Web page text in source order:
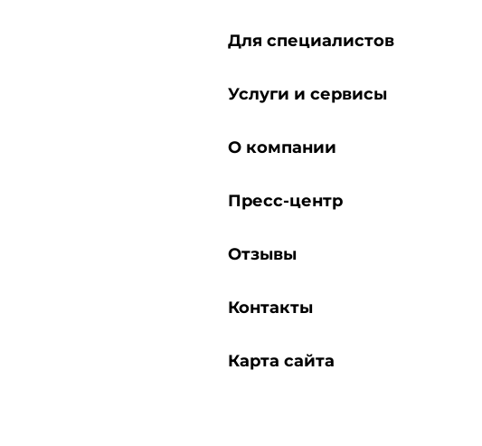
Для специалистов
Услуги и сервисы
О компании
Пресс-центр
Отзывы
Контакты
Карта сайта